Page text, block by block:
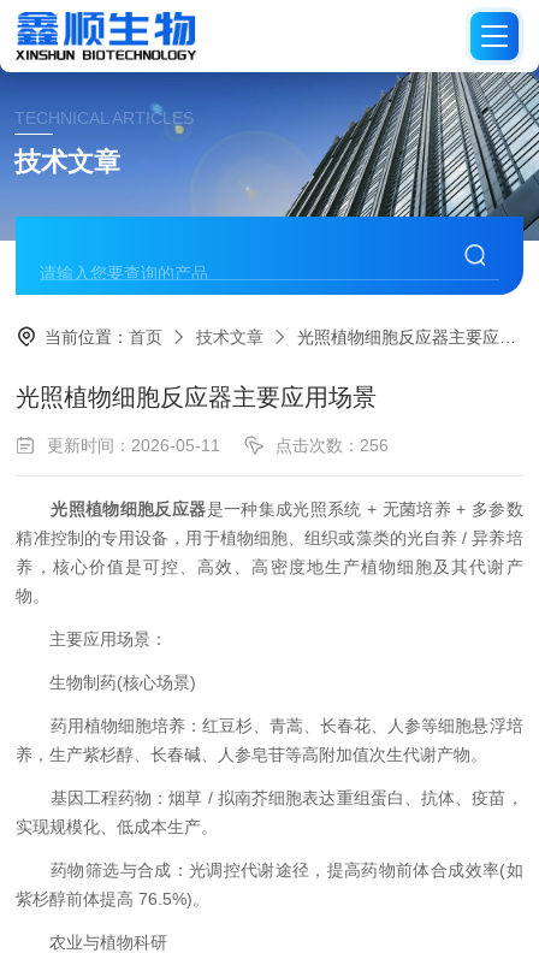
TECHNICAL ARTICLES
技术文章
当前位置：首页 技术文章 光照植物细胞反应器主要应用场景
光照植物细胞反应器主要应用场景
更新时间：2026-05-11 点击次数：256
光照植物细胞反应器是一种集成光照系统 + 无菌培养 + 多参数
精准控制的专用设备，用于植物细胞、组织或藻类的光自养 / 异养培
养，核心价值是可控、高效、高密度地生产植物细胞及其代谢产
物。
主要应用场景：
生物制药(核心场景)
药用植物细胞培养：红豆杉、青蒿、长春花、人参等细胞悬浮培
养，生产紫杉醇、长春碱、人参皂苷等高附加值次生代谢产物。
基因工程药物：烟草 / 拟南芥细胞表达重组蛋白、抗体、疫苗，
实现规模化、低成本生产。
药物筛选与合成：光调控代谢途径，提高药物前体合成效率(如
紫杉醇前体提高 76.5%)。
农业与植物科研